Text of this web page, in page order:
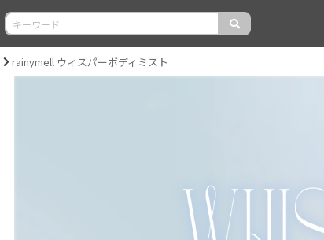
rainymell ウィスパーボディミスト